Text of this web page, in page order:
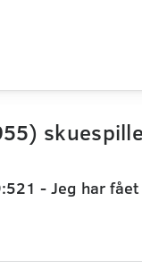
- Jeg har